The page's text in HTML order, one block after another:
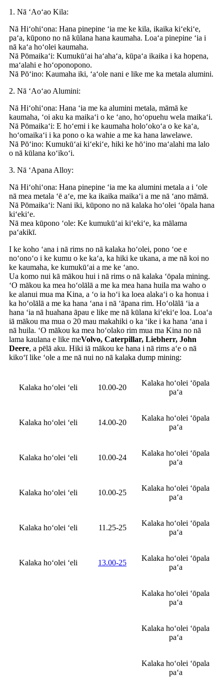
1. Nā ʻAoʻao Kila:
Nā Hiʻohiʻona: Hana pinepine ʻia me ke kila, ikaika kiʻekiʻe,
paʻa, kūpono no nā kūlana hana kaumaha. Loaʻa pinepine ʻia i
nā kaʻa hoʻolei kaumaha.
Nā Pōmaikaʻi: Kumukūʻai haʻahaʻa, kūpaʻa ikaika i ka hopena,
maʻalahi e hoʻoponopono.
Nā Pōʻino: Kaumaha iki, ʻaʻole nani e like me ka metala alumini.
2. Nā ʻAoʻao Alumini:
Nā Hiʻohiʻona: Hana ʻia me ka alumini metala, māmā ke
kaumaha, ʻoi aku ka maikaʻi o ke ʻano, hoʻopuehu wela maikaʻi.
Nā Pōmaikaʻi: E hoʻemi i ke kaumaha holoʻokoʻa o ke kaʻa,
hoʻomaikaʻi i ka pono o ka wahie a me ka hana lawelawe.
Nā Pōʻino: Kumukūʻai kiʻekiʻe, hiki ke hōʻino maʻalahi ma lalo
o nā kūlana koʻikoʻi.
3. Nā ʻApana Alloy:
Nā Hiʻohiʻona: Hana pinepine ʻia me ka alumini metala a i ʻole
nā ​​​​mea metala ʻē aʻe, me ka ikaika maikaʻi a me nā ʻano māmā.
Nā Pōmaikaʻi: Nani iki, kūpono no nā kalaka hoʻolei ʻōpala hana
kiʻekiʻe.
Nā mea kūpono ʻole: Ke kumukūʻai kiʻekiʻe, ka mālama
paʻakikī.
I ke koho ʻana i nā rims no nā kalaka hoʻolei, pono ʻoe e
noʻonoʻo i ke kumu o ke kaʻa, ka hiki ke ukana, a me nā koi no
ke kaumaha, ke kumukūʻai a me ke ʻano.
Ua komo nui kā mākou hui i nā rims o nā kalaka ʻōpala mining.
ʻO mākou ka mea hoʻolālā a me ka mea hana huila ma waho o
ke alanui mua ma Kina, a ʻo ia hoʻi ka loea alakaʻi o ka honua i
ka hoʻolālā a me ka hana ʻana i nā ʻāpana rim. Hoʻolālā ʻia a
hana ʻia nā huahana āpau e like me nā kūlana kiʻekiʻe loa. Loaʻa
iā mākou ma mua o 20 mau makahiki o ka ʻike i ka hana ʻana i
nā huila. ʻO mākou ka mea hoʻolako rim mua ma Kina no nā
lama kaulana e like meVolvo, Caterpillar, Liebherr, John
Deere, a pēlā aku. Hiki iā mākou ke hana i nā rims aʻe o nā
kikoʻī like ʻole a me nā nui no nā kalaka dump mining:
Kalaka hoʻolei ʻeli 10.00-20
Kalaka hoʻolei ʻōpala
paʻa
Kalaka hoʻolei ʻeli 14.00-20
Kalaka hoʻolei ʻōpala
paʻa
Kalaka hoʻolei ʻeli 10.00-24
Kalaka hoʻolei ʻōpala
paʻa
Kalaka hoʻolei ʻeli 10.00-25
Kalaka hoʻolei ʻōpala
paʻa
Kalaka hoʻolei ʻeli 11.25-25
Kalaka hoʻolei ʻōpala
paʻa
Kalaka hoʻolei ʻeli 13.00-25
Kalaka hoʻolei ʻōpala
paʻa
Kalaka hoʻolei ʻōpala
paʻa
Kalaka hoʻolei ʻōpala
paʻa
Kalaka hoʻolei ʻōpala
paʻa